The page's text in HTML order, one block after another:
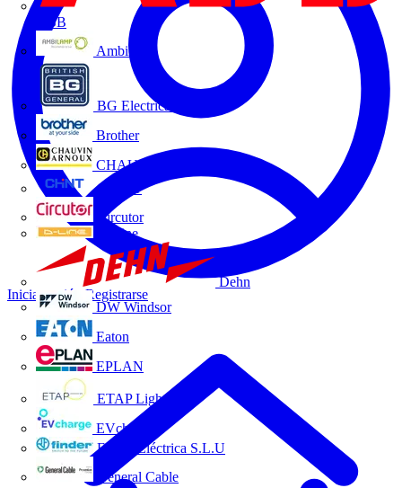
ABB
Ambilamp
BG Electrical
Brother
CHAUVIN ARNOUX
CHINT
Circutor
D-Line
Dehn
DW Windsor
Eaton
EPLAN
ETAP Lighting
EVcharge
Finder Eléctrica S.L.U
General Cable
Iniciar sesión Registrarse